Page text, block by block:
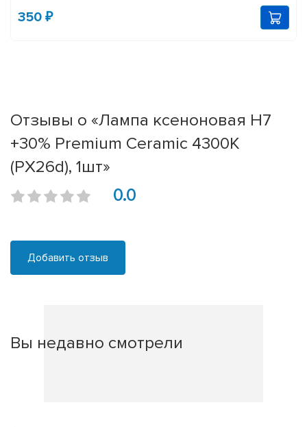
350 ₽
Отзывы о «Лампа ксеноновая H7
+30% Premium Ceramic 4300K
(PX26d), 1шт»
0.0
Добавить отзыв
Вы недавно смотрели